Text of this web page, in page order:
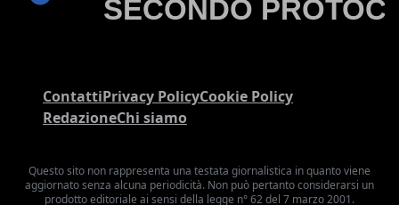
ContattiPrivacy PolicyCookie Policy
RedazioneChi siamo
Questo sito non rappresenta una testata giornalistica in quanto viene
aggiornato senza alcuna periodicità. Non può pertanto considerarsi un
prodotto editoriale ai sensi della legge n° 62 del 7 marzo 2001.